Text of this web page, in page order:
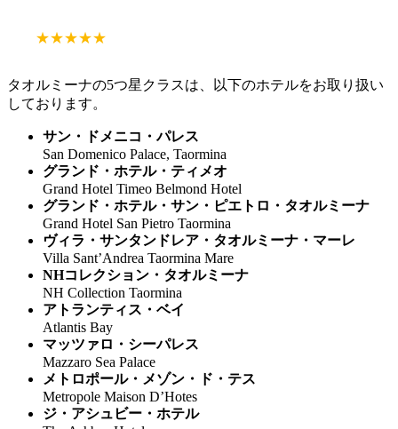
★★★★★
タオルミーナの5つ星クラスは、以下のホテルをお取り扱い
しております。
サン・ドメニコ・パレス
San Domenico Palace, Taormina
グランド・ホテル・ティメオ
Grand Hotel Timeo Belmond Hotel
グランド・ホテル・サン・ピエトロ・タオルミーナ
Grand Hotel San Pietro Taormina
ヴィラ・サンタンドレア・タオルミーナ・マーレ
Villa Sant’Andrea Taormina Mare
NHコレクション・タオルミーナ
NH Collection Taormina
アトランティス・ベイ
Atlantis Bay
マッツァロ・シーパレス
Mazzaro Sea Palace
メトロポール・メゾン・ド・テス
Metropole Maison D’Hotes
ジ・アシュビー・ホテル